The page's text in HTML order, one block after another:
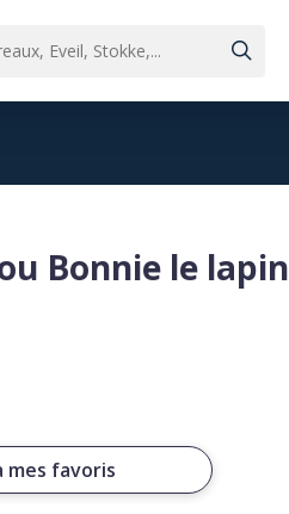
Bonnie le lapin
favoris